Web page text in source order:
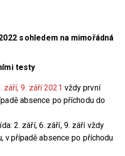
s ohledem na mimořádná
testy
září, 9. září 2021 vždy první
absence po příchodu do
2. září, 6. září, 9. září vždy
v případě absence po příchodu